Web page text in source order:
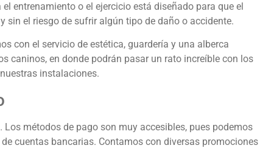
entrenamiento o el ejercicio está diseñado para que el
sin el riesgo de sufrir algún tipo de daño o accidente.
con el servicio de estética, guardería y una alberca
caninos, en donde podrán pasar un rato increíble con los
instalaciones.
métodos de pago son muy accesibles, pues podemos
cuentas bancarias. Contamos con diversas promociones